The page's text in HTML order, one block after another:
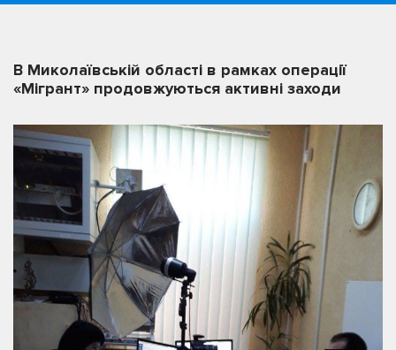
В Миколаївській області в рамках операції
«Мігрант» продовжуються активні заходи